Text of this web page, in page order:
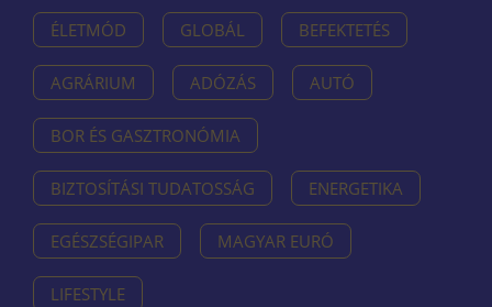
ÉLETMÓD GLOBÁL BEFEKTETÉS
AGRÁRIUM ADÓZÁS AUTÓ
BOR ÉS GASZTRONÓMIA
BIZTOSÍTÁSI TUDATOSSÁG ENERGETIKA
EGÉSZSÉGIPAR MAGYAR EURÓ
LIFESTYLE